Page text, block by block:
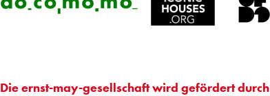
Die ernst-may-gesellschaft wird gefördert durch